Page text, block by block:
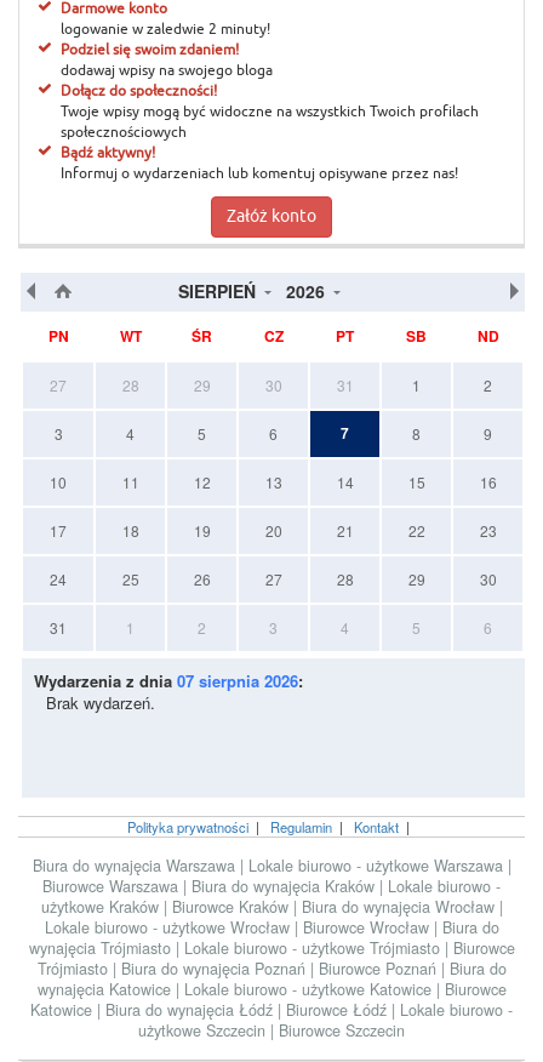
Darmowe konto
logowanie w zaledwie 2 minuty!
Podziel się swoim zdaniem!
dodawaj wpisy na swojego bloga
Dołącz do społeczności!
Twoje wpisy mogą być widoczne na wszystkich Twoich profilach
społecznościowych
Bądź aktywny!
Informuj o wydarzeniach lub komentuj opisywane przez nas!
Załóż konto
SIERPIEŃ 2026
PN WT ŚR CZ PT SB ND
27 28 29 30 31 1 2
3 4 5 6 7 8 9
10 11 12 13 14 15 16
17 18 19 20 21 22 23
24 25 26 27 28 29 30
31 1 2 3 4 5 6
Wydarzenia z dnia 07 sierpnia 2026:
Brak wydarzeń.
Polityka prywatności| Regulamin| Kontakt|
Biura do wynajęcia Warszawa | Lokale biurowo - użytkowe Warszawa |
Biurowce Warszawa | Biura do wynajęcia Kraków | Lokale biurowo -
użytkowe Kraków | Biurowce Kraków | Biura do wynajęcia Wrocław |
Lokale biurowo - użytkowe Wrocław | Biurowce Wrocław | Biura do
wynajęcia Trójmiasto | Lokale biurowo - użytkowe Trójmiasto | Biurowce
Trójmiasto | Biura do wynajęcia Poznań | Biurowce Poznań | Biura do
wynajęcia Katowice | Lokale biurowo - użytkowe Katowice | Biurowce
Katowice | Biura do wynajęcia Łódź | Biurowce Łódź | Lokale biurowo -
użytkowe Szczecin | Biurowce Szczecin